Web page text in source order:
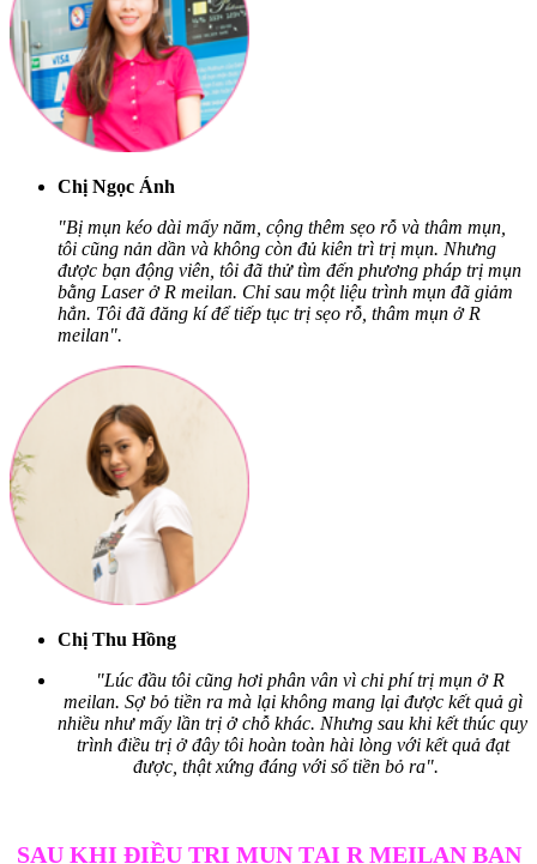
Chị Ngọc Ánh
"Bị mụn kéo dài mấy năm, cộng thêm sẹo rỗ và thâm mụn,
tôi cũng nản dần và không còn đủ kiên trì trị mụn. Nhưng
được bạn động viên, tôi đã thử tìm đến phương pháp trị mụn
bằng Laser ở R meilan. Chỉ sau một liệu trình mụn đã giảm
hẳn. Tôi đã đăng kí để tiếp tục trị sẹo rỗ, thâm mụn ở R
meilan".
Chị Thu Hồng
"Lúc đầu tôi cũng hơi phân vân vì chi phí trị mụn ở R
meilan. Sợ bỏ tiền ra mà lại không mang lại được kết quả gì
nhiều như mấy lần trị ở chỗ khác. Nhưng sau khi kết thúc quy
trình điều trị ở đây tôi hoàn toàn hài lòng với kết quả đạt
được, thật xứng đáng với số tiền bỏ ra".
SAU KHI ĐIỀU TRỊ MỤN TẠI R MEILAN BẠN